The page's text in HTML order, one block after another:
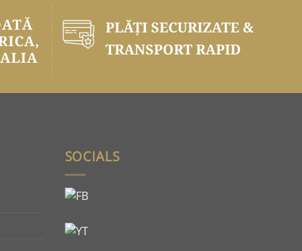
PLĂŢI SECURIZATE &
TRANSPORT RAPID
SOCIALS